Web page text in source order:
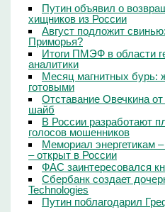
Путин объявил о
хищников из России
Август подложит
Приморья?
Итоги ПМЭФ в области
аналитики
Месяц магнитных бурь:
готовыми
Отставание Овечкина
шайб
В России разработают
голосов мошенников
Мемориал энергетикам
– открыт в России
ФАС заинтересовался
Сбербанк создает
Technologies
Путин поблагодарил